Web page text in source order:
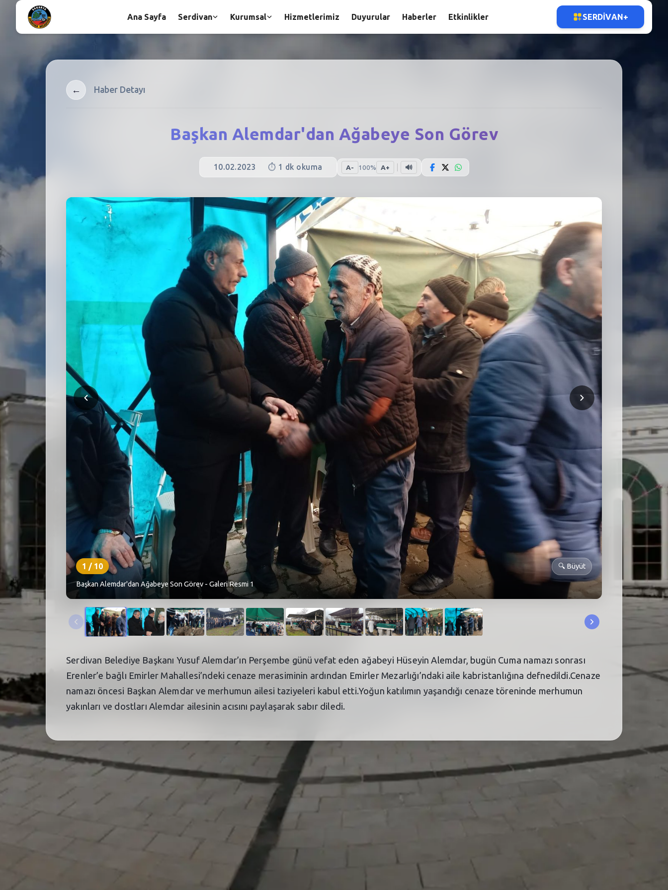
← Haber Detayı
Başkan Alemdar'dan Ağabeye Son Görev
10.02.2023 ⏱️ 1 dk okuma A- 100% A+ 🔊
1 / 10 🔍 Büyüt
Başkan Alemdar'dan Ağabeye Son Görev - Galeri Resmi 1
Serdivan Belediye Başkanı Yusuf Alemdar’ın Perşembe günü vefat eden ağabeyi Hüseyin Alemdar, bugün Cuma namazı sonrası
Erenler’e bağlı Emirler Mahallesi’ndeki cenaze merasiminin ardından Emirler Mezarlığı’ndaki aile kabristanlığına defnedildi.Cenaze
namazı öncesi Başkan Alemdar ve merhumun ailesi taziyeleri kabul etti.Yoğun katılımın yaşandığı cenaze töreninde merhumun
yakınları ve dostları Alemdar ailesinin acısını paylaşarak sabır diledi.
Ana Sayfa Serdivan Kurumsal Hizmetlerimiz Duyurular Haberler Etkinlikler SERDIVAN+